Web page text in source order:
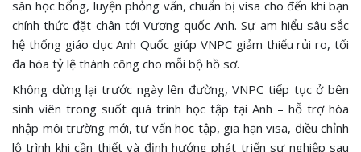
săn học bổng, luyện phỏng vấn, chuẩn bị visa cho đến khi bạn
chính thức đặt chân tới Vương quốc Anh. Sự am hiểu sâu sắc
hệ thống giáo dục Anh Quốc giúp VNPC giảm thiểu rủi ro, tối
đa hóa tỷ lệ thành công cho mỗi bộ hồ sơ.
Không dừng lại trước ngày lên đường, VNPC tiếp tục ở bên
sinh viên trong suốt quá trình học tập tại Anh – hỗ trợ hòa
nhập môi trường mới, tư vấn học tập, gia hạn visa, điều chỉnh
lộ trình khi cần thiết và định hướng phát triển sự nghiệp sau